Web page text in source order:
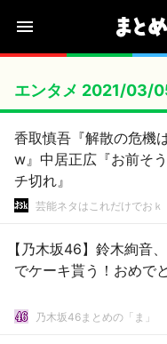
エンタメ 2021/03/
香取慎吾『解散の危機
w』中居正広『お前そ
チ切れ』
芸能ネタはこれだけでおｋ
【乃木坂46】鈴木絢音
でケーキ貰う！おめで
乃木坂46まとめの「ま」